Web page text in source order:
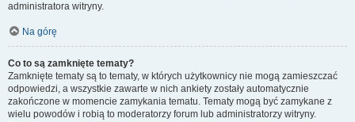
administratora witryny.
Na górę
Co to są zamknięte tematy?
Zamknięte tematy są to tematy, w których użytkownicy nie mogą zamieszczać
odpowiedzi, a wszystkie zawarte w nich ankiety zostały automatycznie
zakończone w momencie zamykania tematu. Tematy mogą być zamykane z
wielu powodów i robią to moderatorzy forum lub administratorzy witryny.